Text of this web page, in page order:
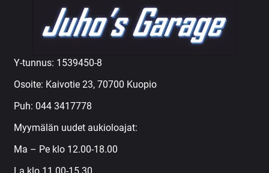
Y-tunnus: 1539450-8
Osoite: Kaivotie 23, 70700 Kuopio
Puh: 044 3417778
Myymälän uudet aukioloajat:
Ma – Pe klo 12.00-18.00